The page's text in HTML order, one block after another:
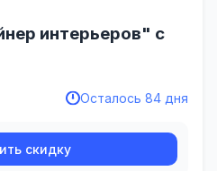
интерьеров" с
Осталось 84 дня
скидку